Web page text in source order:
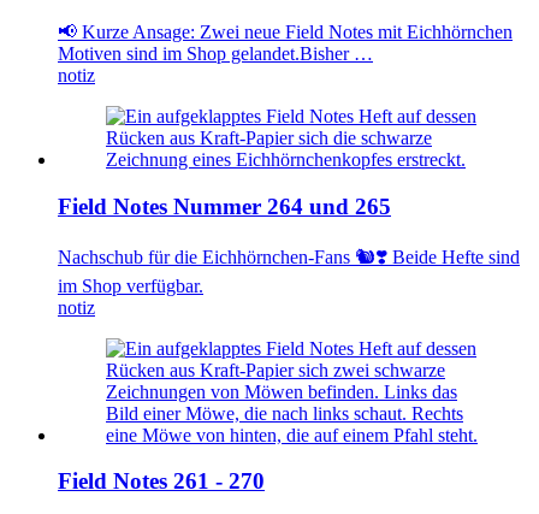
📢 Kurze Ansage: Zwei neue Field Notes mit Eichhörnchen
Motiven sind im Shop gelandet.Bisher …
notiz
Field Notes Nummer 264 und 265
Nachschub für die Eichhörnchen-Fans 🐿️❣️ Beide Hefte sind
im Shop verfügbar.
notiz
Field Notes 261 - 270